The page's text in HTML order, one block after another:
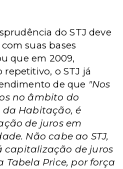
do STJ deve
suas bases
que em 2009,
o STJ já
de que "Nos
no âmbito do
da Habitação, é
de juros em
Não cabe ao STJ,
capitalização de juros
Price, por força